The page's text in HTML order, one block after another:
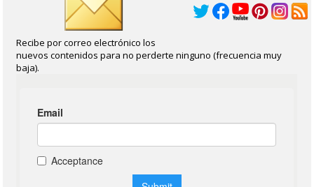
Recibe por correo electrónico los
nuevos contenidos para no perderte ninguno (frecuencia muy
baja).